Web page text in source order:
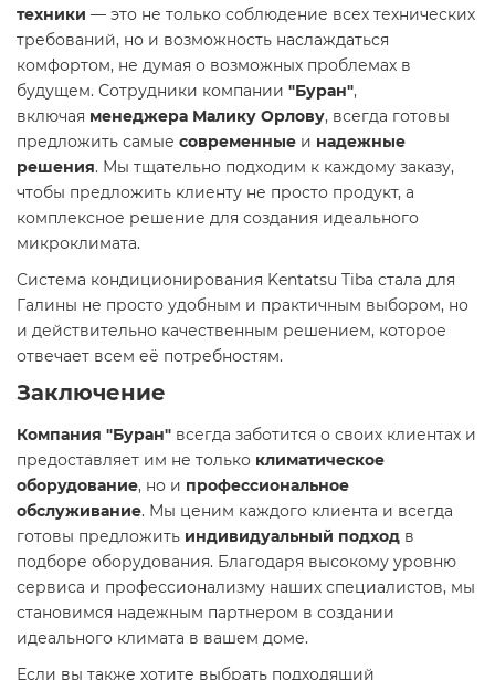
техники — это не только соблюдение всех технических
требований, но и возможность наслаждаться
комфортом, не думая о возможных проблемах в
будущем. Сотрудники компании "Буран",
включая менеджера Малику Орлову, всегда готовы
предложить самые современные и надежные
решения. Мы тщательно подходим к каждому заказу,
чтобы предложить клиенту не просто продукт, а
комплексное решение для создания идеального
микроклимата.
Система кондиционирования Kentatsu Tiba стала для
Галины не просто удобным и практичным выбором, но
и действительно качественным решением, которое
отвечает всем её потребностям.
Заключение
Компания "Буран" всегда заботится о своих клиентах и
предоставляет им не только климатическое
оборудование, но и профессиональное
обслуживание. Мы ценим каждого клиента и всегда
готовы предложить индивидуальный подход в
подборе оборудования. Благодаря высокому уровню
сервиса и профессионализму наших специалистов, мы
становимся надежным партнером в создании
идеального климата в вашем доме.
Если вы также хотите выбрать подходящий